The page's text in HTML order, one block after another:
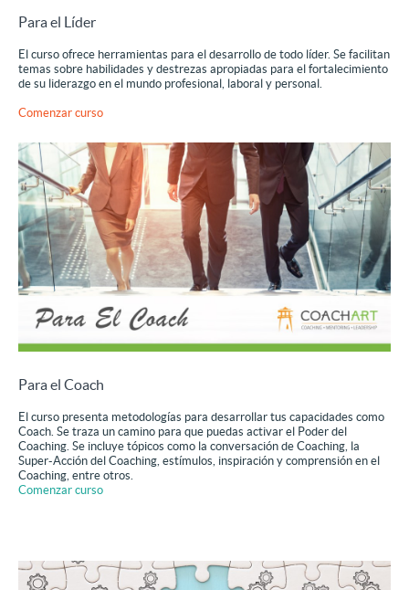
Para el Líder
El curso ofrece herramientas para el desarrollo de todo líder. Se facilitan
temas sobre habilidades y destrezas apropiadas para el fortalecimiento
de su liderazgo en el mundo profesional, laboral y personal.
Comenzar curso
Para el Coach
El curso presenta metodologías para desarrollar tus capacidades como
Coach. Se traza un camino para que puedas activar el Poder del
Coaching. Se incluye tópicos como la conversación de Coaching, la
Super-Acción del Coaching, estímulos, inspiración y comprensión en el
Coaching, entre otros.
Comenzar curso